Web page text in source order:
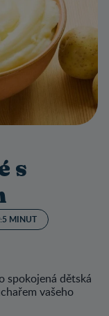
s
5 MINUT
spokojená dětská
vašeho